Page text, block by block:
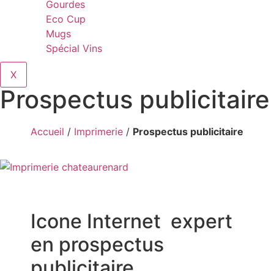
Gourdes
Eco Cup
Mugs
Spécial Vins
X
Prospectus publicitaire
Accueil / Imprimerie / Prospectus publicitaire
Icone Internet expert
en prospectus